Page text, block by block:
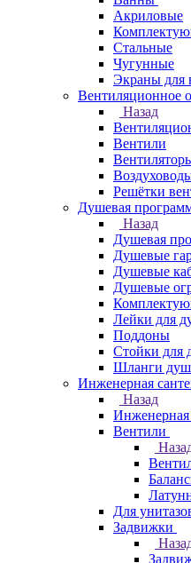
Акриловые
Стальные
Чугунные
Экраны для
Вентиляционное
Назад
Вентили
Решётки
Душевая
Назад
Душевая
Душевые
Душевые
Душевые
Лейки для
Поддоны
Стойки для
Шланги
Инженерная
Назад
Инженерная
Вентили
Для
Задвижки